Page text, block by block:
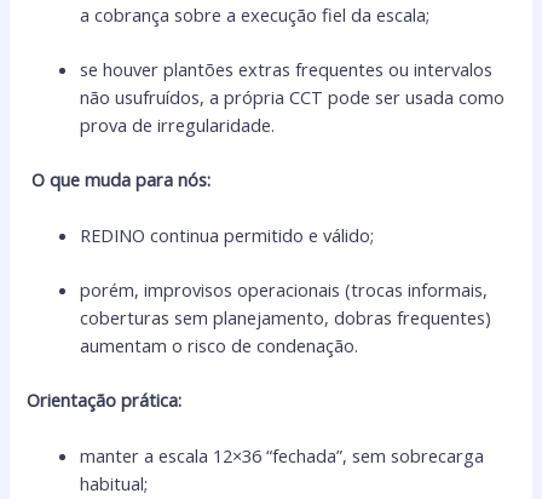
a cobrança sobre a execução fiel da escala;
se houver plantões extras frequentes ou intervalos
não usufruídos, a própria CCT pode ser usada como
prova de irregularidade.
O que muda para nós:
REDINO continua permitido e válido;
porém, improvisos operacionais (trocas informais,
coberturas sem planejamento, dobras frequentes)
aumentam o risco de condenação.
Orientação prática:
manter a escala 12×36 “fechada”, sem sobrecarga
habitual;